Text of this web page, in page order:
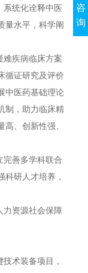
系统化诠释中医
量水平，科学阐
难疾病临床方案
循证研究及评价
中医药基础理论
制，助力临床精
、创新性强、
完善多学科联合
科研人才培养，
力资源社会保障
术装备项目，
咨
询